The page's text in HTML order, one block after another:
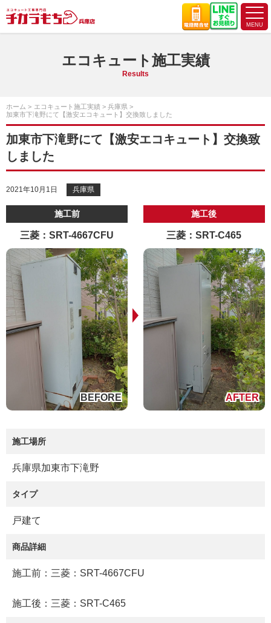
エコキュート施工実績
Results
ホーム エコキュート施工実績
兵庫県
加東市下滝野にて【激安エコキュート】交換致しました
加東市下滝野にて【激安エコキュート】交換致
しました
2021年10月1日 兵庫県
施工前
三菱：SRT-4667CFU
施工後
三菱：SRT-C465
施工場所
兵庫県加東市下滝野
タイプ
戸建て
商品詳細
施工前：三菱：SRT-4667CFU
施工後：三菱：SRT-C465